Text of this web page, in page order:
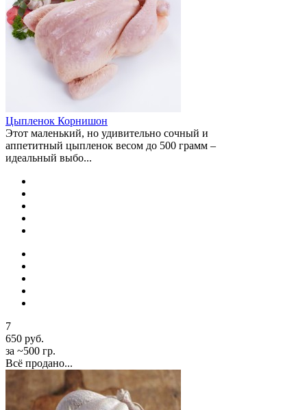
Цыпленок Корнишон
Этот маленький, но удивительно сочный и
аппетитный цыпленок весом до 500 грамм –
идеальный выбо...
7
650 руб.
за ~500 гр.
Всё продано...